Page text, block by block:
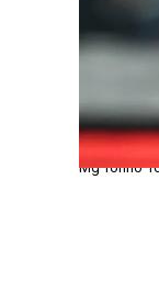
Mg Torino